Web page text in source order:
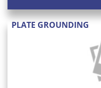
PLATE GROUNDING